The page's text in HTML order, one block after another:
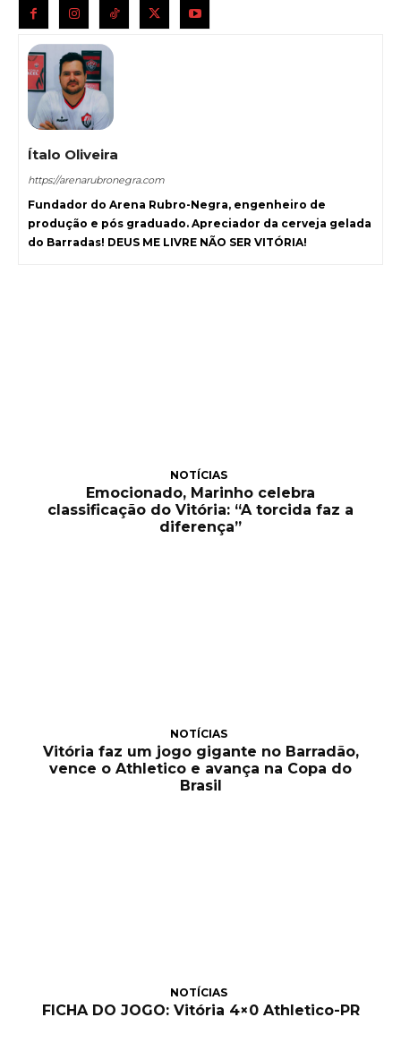
Ítalo Oliveira
https://arenarubronegra.com
Fundador do Arena Rubro-Negra, engenheiro de
produção e pós graduado. Apreciador da cerveja gelada
do Barradas! DEUS ME LIVRE NÃO SER VITÓRIA!
NOTÍCIAS
Emocionado, Marinho celebra
classificação do Vitória: “A torcida faz a
diferença”
NOTÍCIAS
Vitória faz um jogo gigante no Barradão,
vence o Athletico e avança na Copa do
Brasil
NOTÍCIAS
FICHA DO JOGO: Vitória 4×0 Athletico-PR